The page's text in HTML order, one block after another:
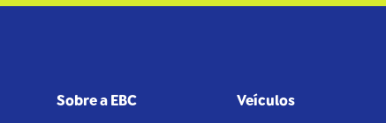
Sobre a EBC Veículos